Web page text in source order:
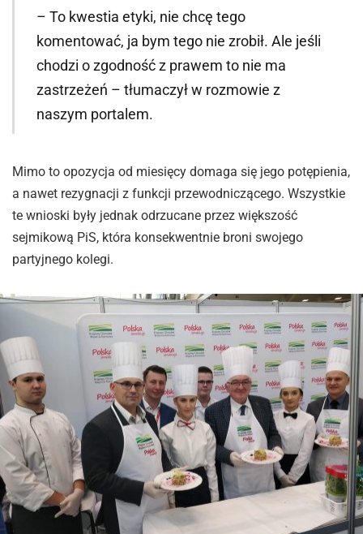
– To kwestia etyki, nie chcę tego
komentować, ja bym tego nie zrobił. Ale jeśli
chodzi o zgodność z prawem to nie ma
zastrzeżeń – tłumaczył w rozmowie z
naszym portalem.
Mimo to opozycja od miesięcy domaga się jego potępienia,
a nawet rezygnacji z funkcji przewodniczącego. Wszystkie
te wnioski były jednak odrzucane przez większość
sejmikową PiS, która konsekwentnie broni swojego
partyjnego kolegi.